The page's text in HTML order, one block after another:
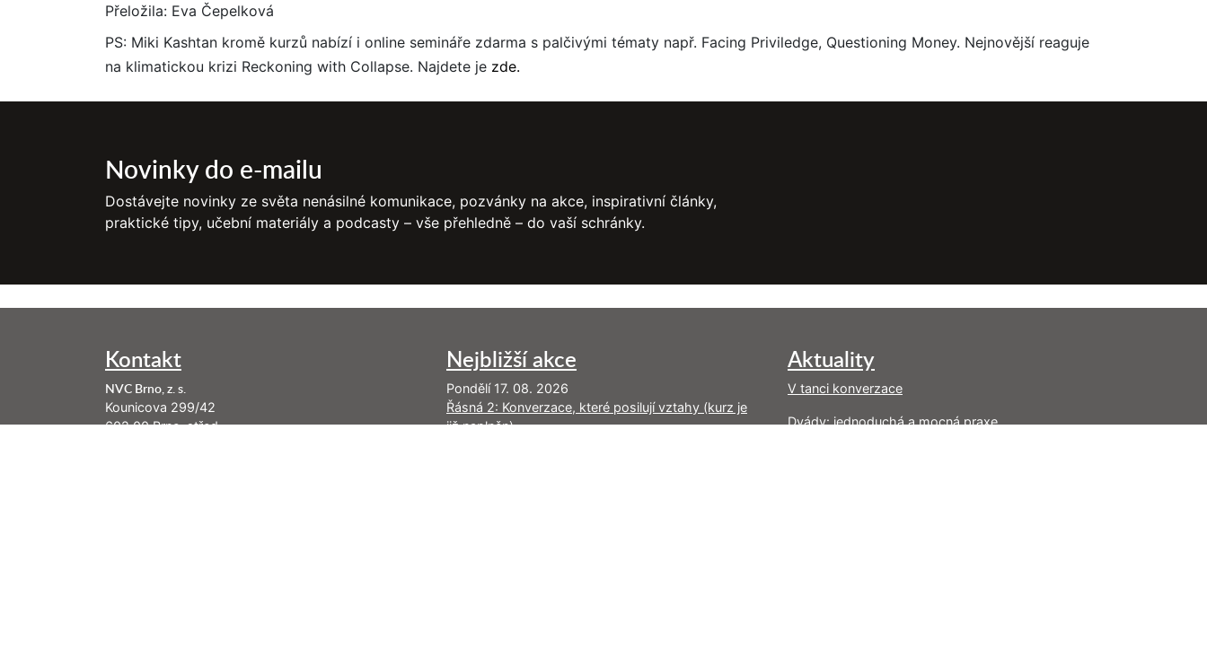
Přeložila: Eva Čepelková
PS: Miki Kashtan kromě kurzů nabízí i online semináře zdarma s palčivými tématy např. Facing Priviledge, Questioning Money. Nejnovější reaguje
na klimatickou krizi Reckoning with Collapse. Najdete je zde.
Novinky do e-mailu
Dostávejte novinky ze světa nenásilné komunikace, pozvánky na akce, inspirativní články,
praktické tipy, učební materiály a podcasty – vše přehledně – do vaší schránky.
Kontakt
NVC Brno, z. s.
Kounicova 299/42
602 00 Brno-střed
Nejbližší akce
Pondělí 17. 08. 2026
Řásná 2: Konverzace, které posilují vztahy (kurz je
již naplněn)
Aktuality
V tanci konverzace
Dyády: jednoduchá a mocná praxe